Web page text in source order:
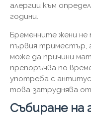
алергии към
години.
Бременните жени не
първия триместър,
може да причини
препоръчва по
употреба с
това затруднява
Събиране на